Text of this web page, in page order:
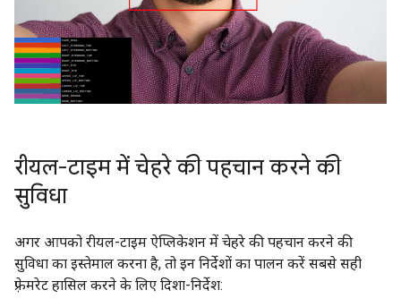
रीयल-टाइम में चेहरे की पहचान करने की
सुविधा
अगर आपको रीयल-टाइम ऐप्लिकेशन में चेहरे की पहचान करने की
सुविधा का इस्तेमाल करना है, तो इन निर्देशों का पालन करें सबसे सही
फ़्रेमरेट हासिल करने के लिए दिशा-निर्देश: